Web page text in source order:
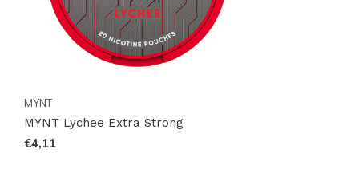
rapidement vos pouches préférés.
MYNT
MYNT Lychee Extra Strong
€4,11